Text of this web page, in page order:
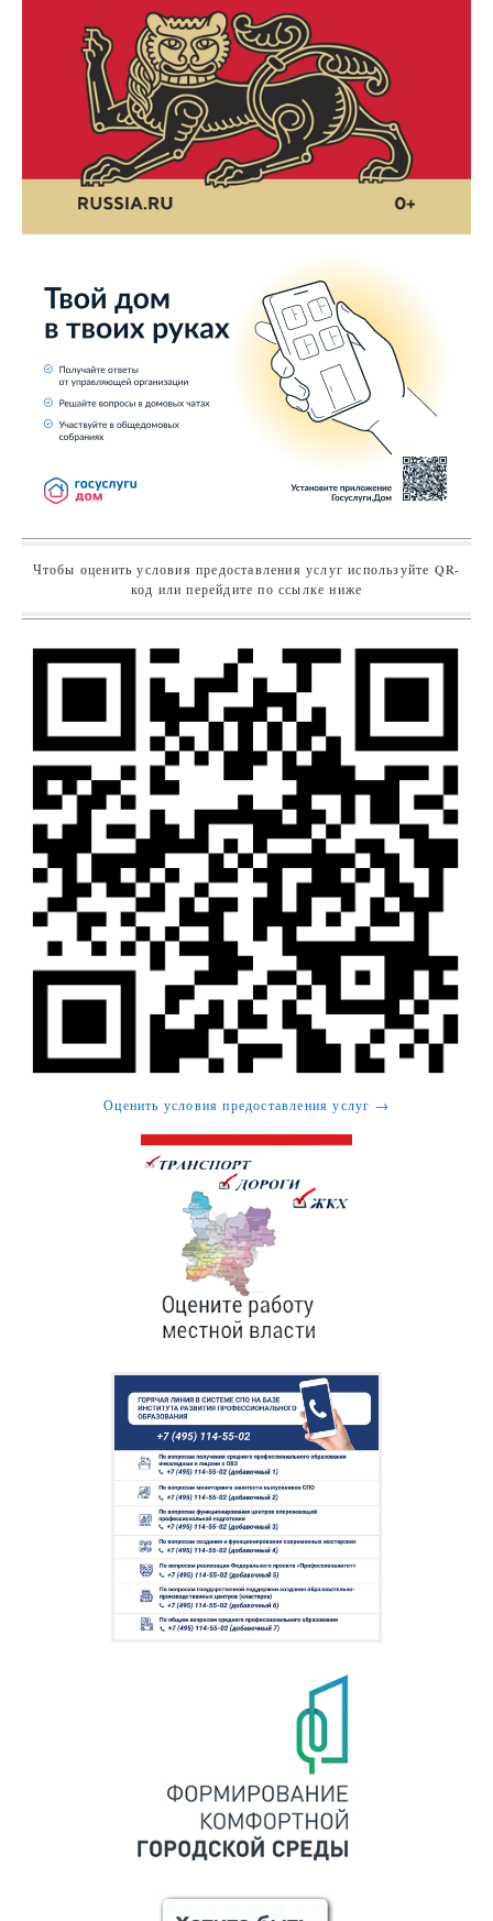
Чтобы оценить условия предоставления услуг используйте QR-
код или перейдите по ссылке ниже
Оценить условия предоставления услуг →